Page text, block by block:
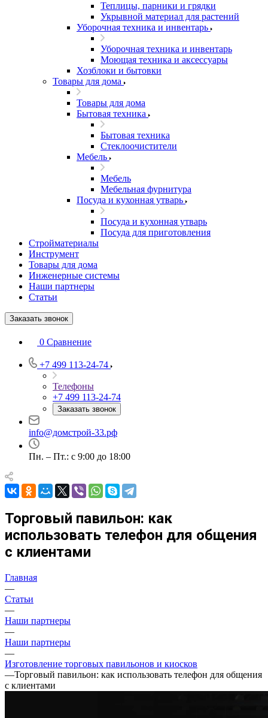
Теплицы, парники и грядки
Укрывной материал для растений
Уборочная техника и инвентарь
Уборочная техника и инвентарь
Моющая техника и аксессуары
Хозблоки и бытовки
Товары для дома
Товары для дома
Бытовая техника
Бытовая техника
Стеклоочистители
Мебель
Мебель
Мебельная фурнитура
Посуда и кухонная утварь
Посуда и кухонная утварь
Посуда для приготовления
Стройматериалы
Инструмент
Товары для дома
Инженерные системы
Наши партнеры
Статьи
Заказать звонок
0 Сравнение
+7 499 113-24-74
Телефоны
+7 499 113-24-74
Заказать звонок
info@домстрой-33.рф
Пн. – Пт.: с 9:00 до 18:00
Торговый павильон: как
использовать телефон для общения
с клиентами
Главная
—
Статьи
—
Наши партнеры
—
Наши партнеры
—
Изготовление торговых павильонов и киосков
—Торговый павильон: как использовать телефон для общения
с клиентами